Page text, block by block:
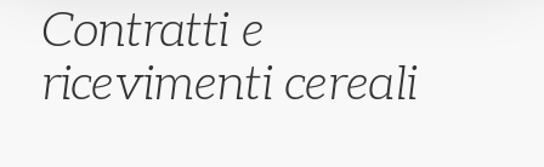
Contratti e
ricevimenti cereali